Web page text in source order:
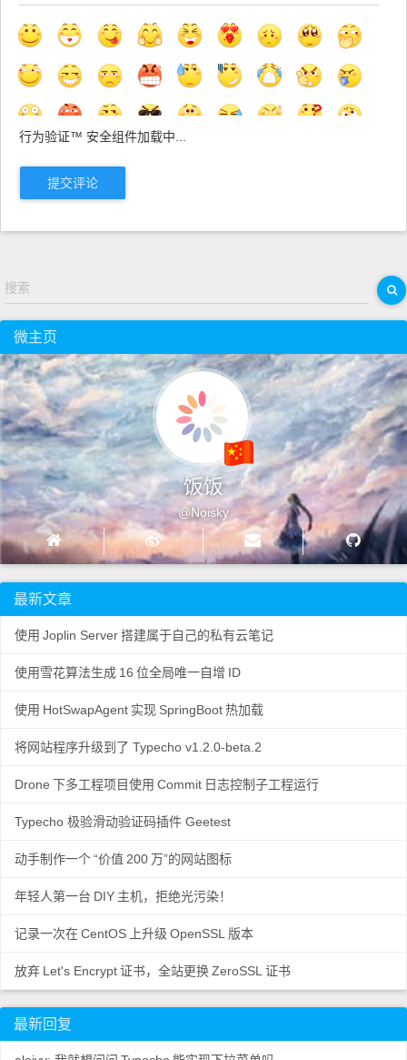
行为验证™ 安全组件加载中...
提交评论
搜索
微主页
饭饭
@Noisky
最新文章
使用 Joplin Server搭建属于自己的私有云笔记
使用雪花算法生成 16 位全局唯一自增 ID
使用 HotSwapAgent 实现 SpringBoot热加载
将网站程序升级到了 Typecho v1.2.0-beta.2
Drone 下多工程项目使用 Commit 日志控制子工程运行
Typecho 极验滑动验证码插件 Geetest
动手制作一个“价值 200万”的网站图标
年轻人第一台 DIY 主机，拒绝光污染！
记录一次在CentOS 上升级 OpenSSL 版本
放弃 Let's Encrypt证书，全站更换ZeroSSL 证书
最新回复